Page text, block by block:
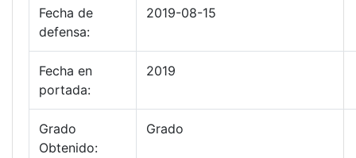
Fecha de
defensa:
2019-08-15
Fecha en
portada:
2019
Grado
Obtenido:
Grado